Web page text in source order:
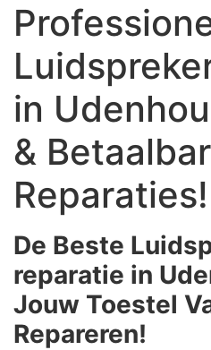
in
&
Reparaties!
De Beste
reparatie in
Jouw Toestel
Repareren!